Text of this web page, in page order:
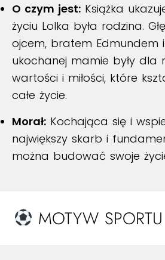
O czym jest: Książka
życiu Lolka była rodzina.
ojcem, bratem Edmundem
ukochanej mamie były dla
wartości i miłości, które
całe życie.
Morał: Kochająca się i
największy skarb i
można budować swoje
MOTYW